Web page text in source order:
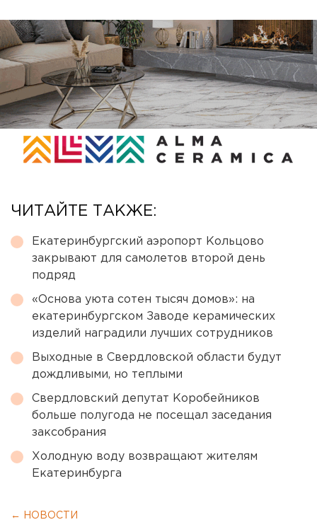
ЧИТАЙТЕ ТАКЖЕ:
Екатеринбургский аэропорт Кольцово
закрывают для самолетов второй день
подряд
«Основа уюта сотен тысяч домов»: на
екатеринбургском Заводе керамических
изделий наградили лучших сотрудников
Выходные в Свердловской области будут
дождливыми, но теплыми
Свердловский депутат Коробейников
больше полугода не посещал заседания
заксобрания
Холодную воду возвращают жителям
Екатеринбурга
← НОВОСТИ